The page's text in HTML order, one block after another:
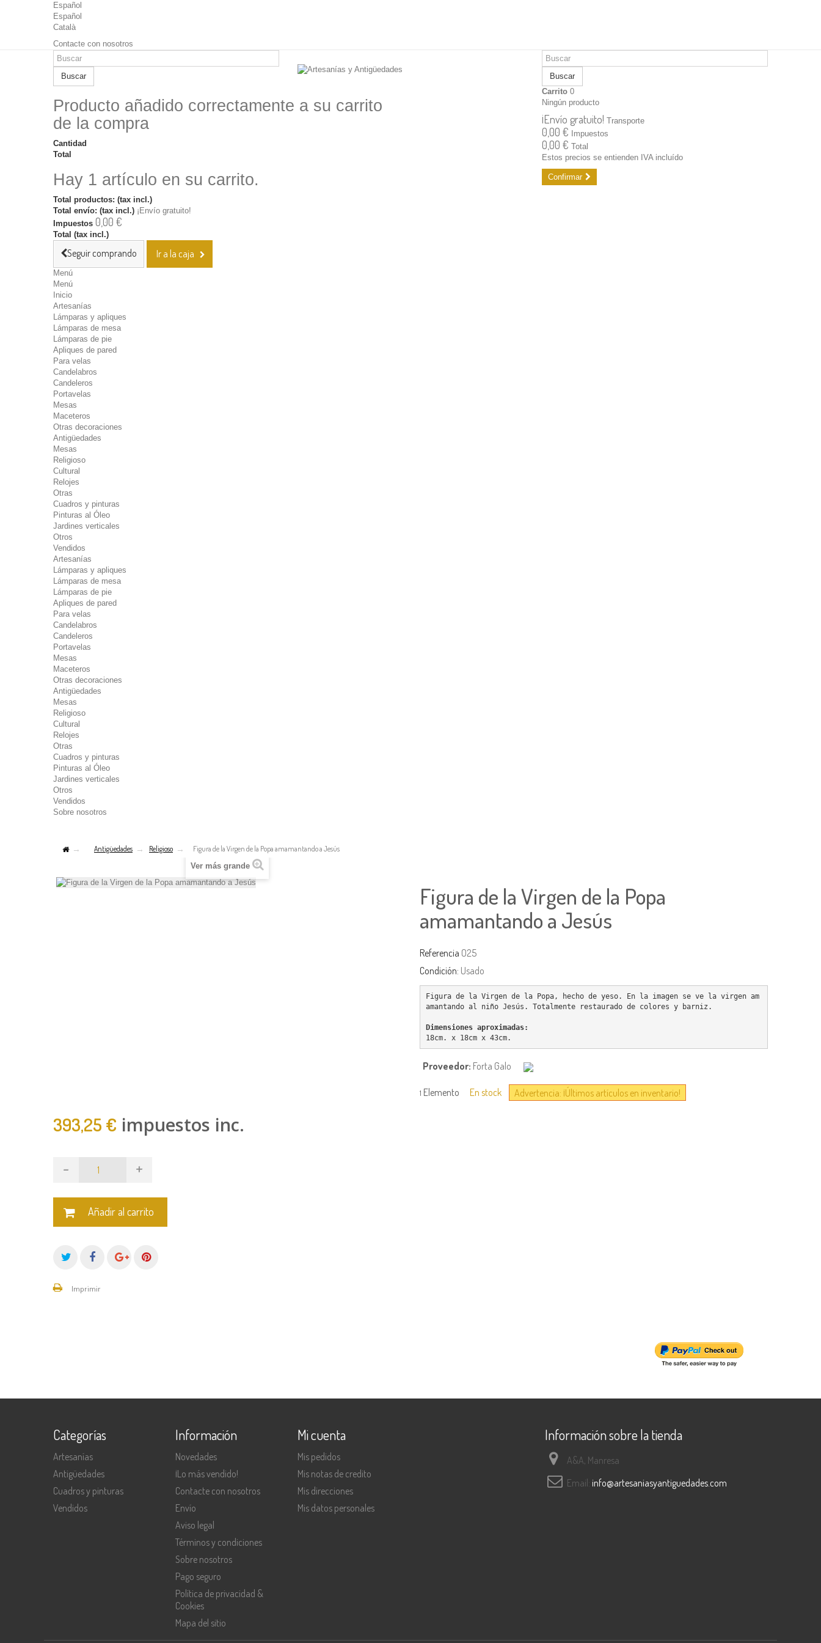
Español
Español
Català
Contacte con nosotros
Buscar
Buscar
Carrito 0
Ningún producto
¡Envío gratuito!Transporte
0,00 € Impuestos
0,00 € Total
Estos precios se entienden IVA incluído
Confirmar
Producto añadido correctamente a su carrito
de la compra
Cantidad
Total
Hay 1 artículo en su carrito.
Total productos: (tax incl.)
Total envío: (tax incl.) ¡Envío gratuito!
Impuestos 0,00 €
Total (tax incl.)
Seguir comprando Ir a la caja
Menú
Menú
Inicio
Artesanías
Lámparas y apliques
Lámparas de mesa
Lámparas de pie
Apliques de pared
Para velas
Candelabros
Candeleros
Portavelas
Mesas
Maceteros
Otras decoraciones
Antigüedades
Mesas
Religioso
Cultural
Relojes
Otras
Cuadros y pinturas
Pinturas al Óleo
Jardines verticales
Otros
Vendidos
Artesanías
Lámparas y apliques
Lámparas de mesa
Lámparas de pie
Apliques de pared
Para velas
Candelabros
Candeleros
Portavelas
Mesas
Maceteros
Otras decoraciones
Antigüedades
Mesas
Religioso
Cultural
Relojes
Otras
Cuadros y pinturas
Pinturas al Óleo
Jardines verticales
Otros
Vendidos
Sobre nosotros
Antigüedades Religioso
Figura de la Virgen de la Popa amamantando a Jesús
Ver más grande
Figura de la Virgen de la Popa
amamantando a Jesús
Referencia O25
Condición: Usado
Figura de la Virgen de la Popa, hecho de yeso. En la imagen se ve la virgen am
amantando al niño Jesús. Totalmente restaurado de colores y barniz.
Dimensiones aproximadas:
18cm. x 18cm x 43cm.
Proveedor: Forta Galo
1 Elemento En stock Advertencia: ¡Últimos artículos en inventario!
393,25 € impuestos inc.
- +
Añadir al carrito
Imprimir
Categorías
Artesanías
Antigüedades
Cuadros y pinturas
Vendidos
Información
Novedades
¡Lo más vendido!
Contacte con nosotros
Envío
Aviso legal
Términos y condiciones
Sobre nosotros
Pago seguro
Política de privacidad &
Cookies
Mapa del sitio
Mi cuenta
Mis pedidos
Mis notas de credito
Mis direcciones
Mis datos personales
Información sobre la tienda
A&A, Manresa
Email: info@artesaniasyantiguedades.com